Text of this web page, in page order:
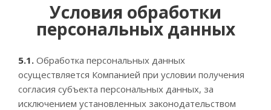
Условия обработки
персональных данных
5.1. Обработка персональных данных
осуществляется Компанией при условии получения
согласия субъекта персональных данных, за
исключением установленных законодательством